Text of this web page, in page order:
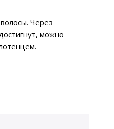
Через
можно